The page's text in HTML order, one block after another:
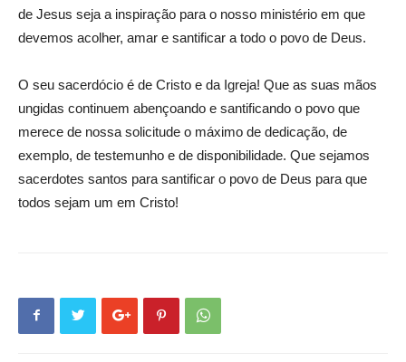
de Jesus seja a inspiração para o nosso ministério em que
devemos acolher, amar e santificar a todo o povo de Deus.
O seu sacerdócio é de Cristo e da Igreja! Que as suas mãos
ungidas continuem abençoando e santificando o povo que
merece de nossa solicitude o máximo de dedicação, de
exemplo, de testemunho e de disponibilidade. Que sejamos
sacerdotes santos para santificar o povo de Deus para que
todos sejam um em Cristo!